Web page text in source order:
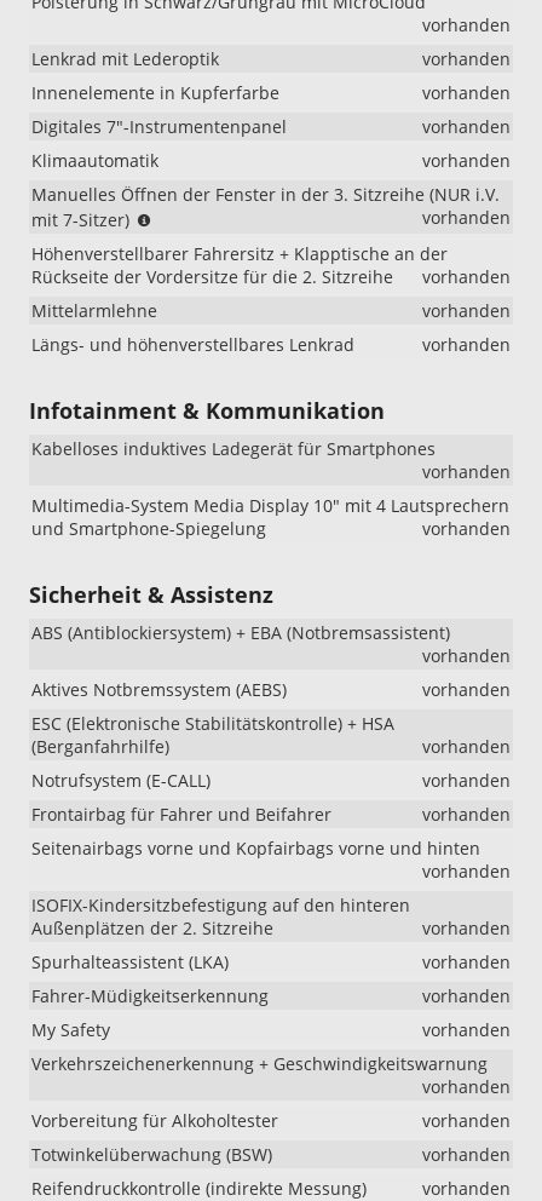
vorhanden
Lenkrad mit Lederoptik
vorhanden
Innenelemente in Kupferfarbe
vorhanden
Digitales 7"-Instrumentenpanel
vorhanden
Klimaautomatik
vorhanden
Manuelles Öffnen der Fenster in der 3. Sitzreihe (NUR i.V.
mit 7-Sitzer)
mit
7-
Sitzer)
vorhanden
Höhenverstellbarer Fahrersitz + Klapptische an der
Rückseite der Vordersitze für die 2. Sitzreihe
vorhanden
Mittelarmlehne
vorhanden
Längs- und höhenverstellbares Lenkrad
vorhanden
Infotainment & Kommunikation
Kabelloses induktives Ladegerät für Smartphones
vorhanden
Multimedia-System Media Display 10" mit 4 Lautsprechern
und Smartphone-Spiegelung
vorhanden
Sicherheit & Assistenz
ABS (Antiblockiersystem) + EBA (Notbremsassistent)
vorhanden
Aktives Notbremssystem (AEBS)
vorhanden
ESC (Elektronische Stabilitätskontrolle) + HSA
(Berganfahrhilfe)
vorhanden
Notrufsystem (E-CALL)
vorhanden
Frontairbag für Fahrer und Beifahrer
vorhanden
Seitenairbags vorne und Kopfairbags vorne und hinten
vorhanden
ISOFIX-Kindersitzbefestigung auf den hinteren
Außenplätzen der 2. Sitzreihe
vorhanden
Spurhalteassistent (LKA)
vorhanden
Fahrer-Müdigkeitserkennung
vorhanden
My Safety
vorhanden
Verkehrszeichenerkennung + Geschwindigkeitswarnung
vorhanden
Vorbereitung für Alkoholtester
vorhanden
Totwinkelüberwachung (BSW)
vorhanden
Reifendruckkontrolle (indirekte Messung)
vorhanden